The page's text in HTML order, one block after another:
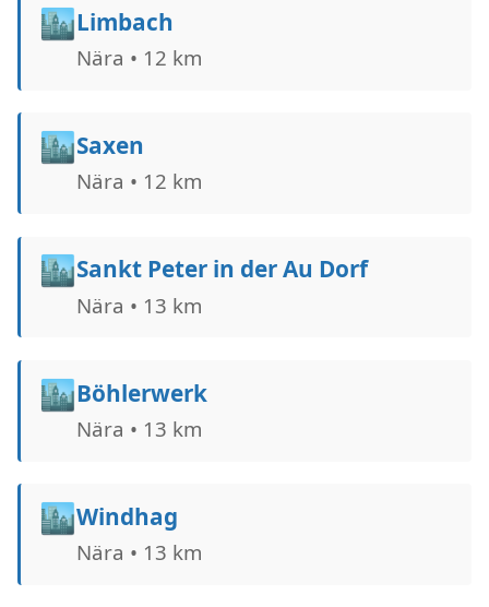
🏙️Limbach
Nära • 12 km
🏙️Saxen
Nära • 12 km
🏙️Sankt Peter in der Au Dorf
Nära • 13 km
🏙️Böhlerwerk
Nära • 13 km
🏙️Windhag
Nära • 13 km